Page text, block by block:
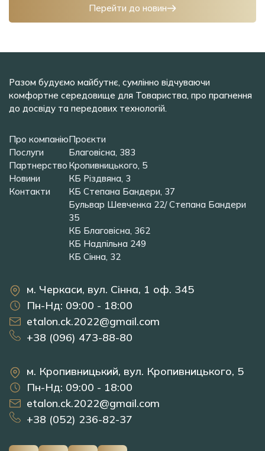
Перейти до новин
Разом будуємо майбутнє, сумлінно відчуваючи
комфортне середовище для Товариства, про прагнення
до досвіду та передових технологій.
Про компанію
Послуги
Партнерство
Новини
Контакти
Проєкти
Благовісна, 383
Кропивницького, 5
КБ Різдвяна, 3
КБ Степана Бандери, 37
Бульвар Шевченка 22/ Степана Бандери
35
КБ Благовісна, 362
КБ Надпільна 249
КБ Сінна, 32
м. Черкаси, вул. Сінна, 1 оф. 345
Пн-Нд: 09:00 - 18:00
etalon.ck.2022@gmail.com
+38 (096) 473-88-80
м. Кропивницький, вул. Кропивницького, 5
Пн-Нд: 09:00 - 18:00
etalon.ck.2022@gmail.com
+38 (052) 236-82-37